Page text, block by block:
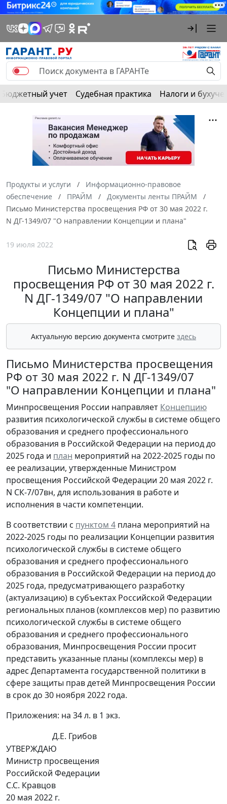
Бюджетный учет Судебная практика Налоги и
Продукты и услуги
Информационно-правовое
обеспечение
ПРАЙМ
Документы ленты ПРАЙМ
Письмо Министерства просвещения РФ от 30 мая 2022 г.
N ДГ-1349/07 "О направлении Концепции и плана"
19 июля 2022
Письмо Министерства
просвещения РФ от 30 мая 2022 г.
N ДГ-1349/07 "О направлении
Концепции и плана"
Актуальную версию документа смотрите здесь
Письмо Министерства просвещения
РФ от 30 мая 2022 г. N ДГ-1349/07
"О направлении Концепции и плана"
Минпросвещения России направляет Концепцию
развития психологической службы в системе общего
образования и среднего профессионального
образования в Российской Федерации на период до
2025 года и план мероприятий на 2022-2025 годы по
ее реализации, утвержденные Министром
просвещения Российской Федерации 20 мая 2022 г.
N СК-7/07вн, для использования в работе и
исполнения в части компетенции.
В соответствии с пунктом 4 плана мероприятий на
2022-2025 годы по реализации Концепции развития
психологической службы в системе общего
образования и среднего профессионального
образования в Российской Федерации на период до
2025 года, предусматривающего разработку
(актуализацию) в субъектах Российской Федерации
региональных планов (комплексов мер) по развитию
психологической службы в системе общего
образования и среднего профессионального
образования, Минпросвещения России просит
представить указанные планы (комплексы мер) в
адрес Департамента государственной политики в
сфере защиты прав детей Минпросвещения России
в срок до 30 ноября 2022 года.
Приложения: на 34 л. в 1 экз.
Д.Е. Грибов
УТВЕРЖДАЮ
Министр просвещения
Российской Федерации
С.С. Кравцов
20 мая 2022 г.